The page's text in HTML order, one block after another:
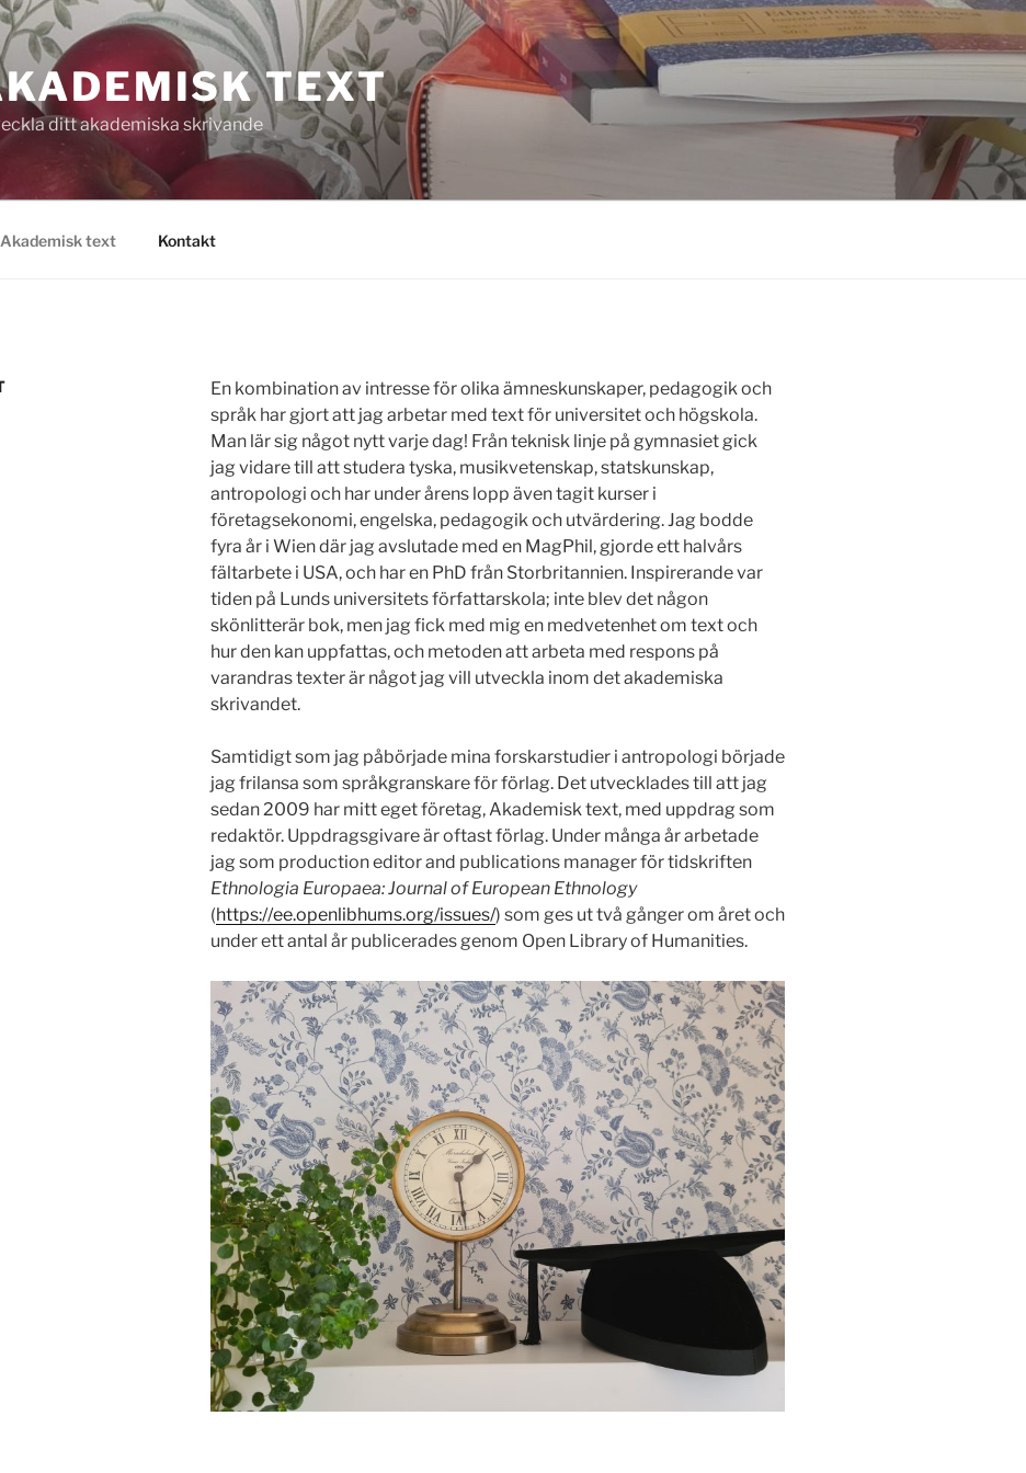
TEXT
ditt akademiska skrivande
text Kontakt
En kombination av intresse för olika ämneskunskaper, pedagogik och
språk har gjort att jag arbetar med text för universitet och högskola.
Man lär sig något nytt varje dag! Från teknisk linje på gymnasiet gick
jag vidare till att studera tyska, musikvetenskap, statskunskap,
antropologi och har under årens lopp även tagit kurser i
företagsekonomi, engelska, pedagogik och utvärdering. Jag bodde
fyra år i Wien där jag avslutade med en MagPhil, gjorde ett halvårs
fältarbete i USA, och har en PhD från Storbritannien. Inspirerande var
tiden på Lunds universitets författarskola; inte blev det någon
skönlitterär bok, men jag fick med mig en medvetenhet om text och
hur den kan uppfattas, och metoden att arbeta med respons på
varandras texter är något jag vill utveckla inom det akademiska
skrivandet.
Samtidigt som jag påbörjade mina forskarstudier i antropologi började
jag frilansa som språkgranskare för förlag. Det utvecklades till att jag
sedan 2009 har mitt eget företag, Akademisk text, med uppdrag som
redaktör. Uppdragsgivare är oftast förlag. Under många år arbetade
jag som production editor and publications manager för tidskriften
Ethnologia Europaea: Journal of European Ethnology
(https://ee.openlibhums.org/issues/) som ges ut två gånger om året och
under ett antal år publicerades genom Open Library of Humanities.